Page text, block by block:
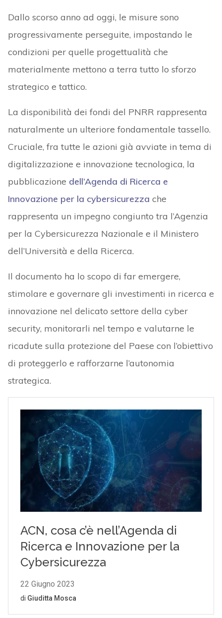
Dallo scorso anno ad oggi, le misure sono
progressivamente perseguite, impostando le
condizioni per quelle progettualità che
materialmente mettono a terra tutto lo sforzo
strategico e tattico.
La disponibilità dei fondi del PNRR rappresenta
naturalmente un ulteriore fondamentale tassello.
Cruciale, fra tutte le azioni già avviate in tema di
digitalizzazione e innovazione tecnologica, la
pubblicazione dell’Agenda di Ricerca e
Innovazione per la cybersicurezza che
rappresenta un impegno congiunto tra l’Agenzia
per la Cybersicurezza Nazionale e il Ministero
dell’Università e della Ricerca.
Il documento ha lo scopo di far emergere,
stimolare e governare gli investimenti in ricerca e
innovazione nel delicato settore della cyber
security, monitorarli nel tempo e valutarne le
ricadute sulla protezione del Paese con l’obiettivo
di proteggerlo e rafforzarne l’autonomia
strategica.